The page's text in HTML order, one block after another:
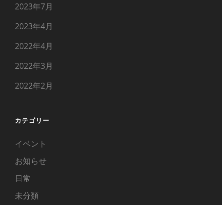
2023年7月
2023年4月
2022年4月
2022年3月
2022年2月
カテゴリー
イベント
お知らせ
日常
未分類